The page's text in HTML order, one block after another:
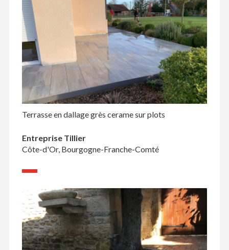
Terrasse en dallage grès cerame sur plots
Entreprise Tillier
Côte-d'Or, Bourgogne-Franche-Comté